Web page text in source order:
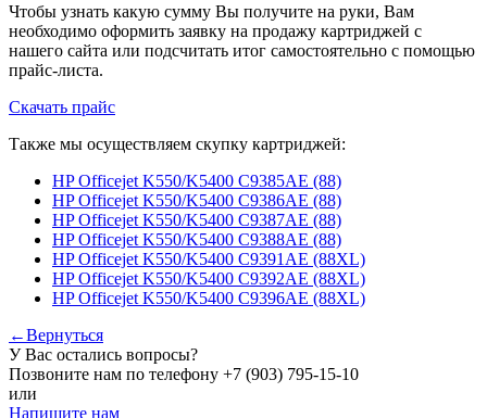
Чтобы узнать какую сумму Вы получите на руки, Вам
необходимо оформить заявку на продажу картриджей с
нашего сайта или подсчитать итог самостоятельно с помощью
прайс-листа.
Скачать прайс
Также мы осуществляем скупку картриджей:
HP Officejet K550/K5400 C9385AE (88)
HP Officejet K550/K5400 C9386AE (88)
HP Officejet K550/K5400 C9387AE (88)
HP Officejet K550/K5400 C9388AE (88)
HP Officejet K550/K5400 C9391AE (88XL)
HP Officejet K550/K5400 C9392AE (88XL)
HP Officejet K550/K5400 C9396AE (88XL)
←Вернуться
У Вас остались вопросы?
Позвоните нам по телефону +7 (903) 795-15-10
или
Напишите нам